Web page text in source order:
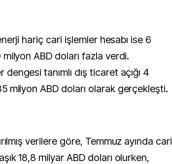
hariç cari işlemler hesabı ise 6
ABD doları fazla verdi.
dengesi tanımlı dış ticaret açığı 4
milyon ABD doları olarak gerçekleşti.
verilere göre, Temmuz ayında cari
18,8 milyar ABD doları olurken,